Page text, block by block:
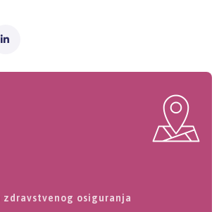
zdravstvenog osiguranja